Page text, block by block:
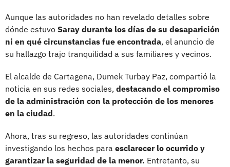
Aunque las autoridades no han revelado detalles sobre
dónde estuvo Saray durante los días de su desaparición
ni en qué circunstancias fue encontrada, el anuncio de
su hallazgo trajo tranquilidad a sus familiares y vecinos.
El alcalde de Cartagena, Dumek Turbay Paz, compartió la
noticia en sus redes sociales, destacando el compromiso
de la administración con la protección de los menores
en la ciudad.
Ahora, tras su regreso, las autoridades continúan
investigando los hechos para esclarecer lo ocurrido y
garantizar la seguridad de la menor. Entretanto, su